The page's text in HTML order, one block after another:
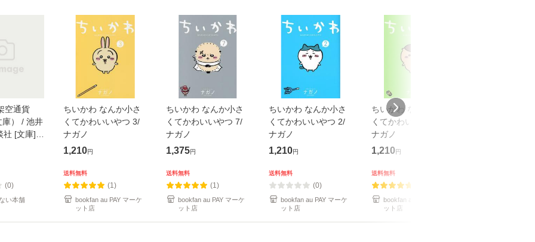
空通貨
庫） / 池井
社 [文庫]
(0)
い本舗
ちいかわ なんか小さ
くてかわいいやつ 3/
ナガノ
1,210円
送料無料
(1)
bookfan au PAY マーケ
ット店
ちいかわ なんか小さ
くてかわいいやつ 7/
ナガノ
1,375円
送料無料
(1)
bookfan au PAY マーケ
ット店
ちいかわ なんか小さ
くてかわいいやつ 2/
ナガノ
1,210円
送料無料
(0)
bookfan au PAY マーケ
ット店
ちいかわ なんか小さ
くてかわいいやつ 4/
ナガノ
1,210 円
送料無料
bookfan au PAY マーケ
ット店